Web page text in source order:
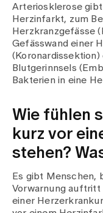
Arteriosklerose
Herzinfarkt, zum
Herzkranzgefässe
Gefässwand einer
(Koronardissektion)
Blutgerinnsels
Bakterien in eine
Wie fühlen
kurz vor
stehen?
Es gibt Menschen,
Vorwarnung auftritt
einer